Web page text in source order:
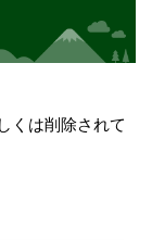
くは削除されて